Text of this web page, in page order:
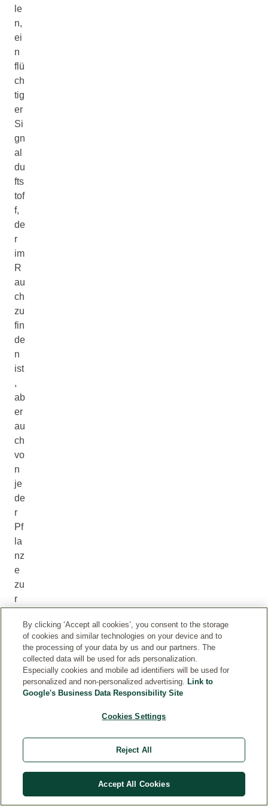
le
n,
ei
n
flü
ch
tig
er
Si
gn
al
du
fts
tof
f,
de
r
im
R
au
ch
zu
fin
de
n
ist
,
ab
er
au
ch
vo
n
je
de
r
Pf
la
nz
e
zu
r
un
ze
By clicking ‘Accept all cookies’, you consent to the storage
of cookies and similar technologies on your device and to
the processing of your data by us and our partners. The
collected data will be used for ads personalization.
Especially cookies and mobile ad identifiers will be used for
personalized and non-personalized advertising. Link to
Google's Business Data Responsibility Site
Cookies Settings
Reject All
Accept All Cookies